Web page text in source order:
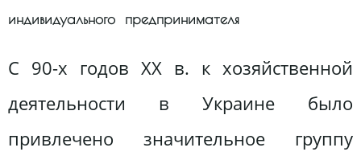
индивидуального предпринимателя
С 90-х годов XX в. к хозяйственной
деятельности в Украине было
привлечено значительное группу